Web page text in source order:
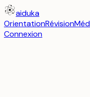
aiduka
OrientationRévision
Connexion